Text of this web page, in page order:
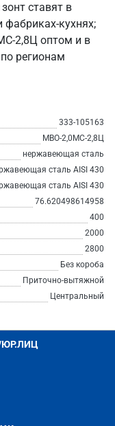
ставят в
фабриках-кухнях;
2,8Ц оптом и в
регионам
333-105163
МВО-2,0МС-2,8Ц
нержавеющая сталь
сталь AISI 430
сталь AISI 430
76.620498614958
400
2000
2800
Без короба
Приточно-вытяжной
Центральный